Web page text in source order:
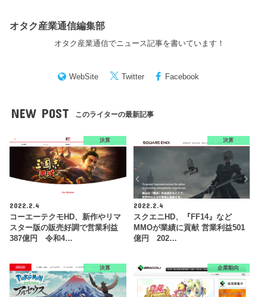
オタク産業通信編集部
オタク産業通信でニュース記事を書いています！
WebSite Twitter Facebook
NEW POST このライターの最新記事
決算
2022.2.4
コーエーテクモHD、新作やリマ
スター版の販売好調で営業利益
387億円 令和4…
決算
2022.2.4
スクエニHD、『FF14』など
MMOが業績に貢献 営業利益501
億円 202…
決算 企業動向